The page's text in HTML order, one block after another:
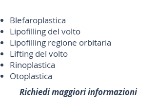
Richiedi maggiori informazioni
Blefaroplastica
Lipofilling del volto
Lipofilling regione orbitaria
Lifting del volto
Rinoplastica
Otoplastica